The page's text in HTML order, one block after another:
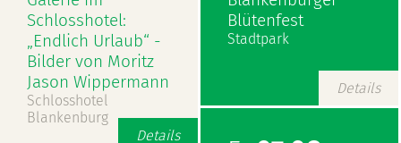
Schlosshotel:
„Endlich Urlaub“ -
Bilder von Moritz
Jason Wippermann
Schlosshotel
Blankenburg
Details
Blütenfest
Stadtpark
Details